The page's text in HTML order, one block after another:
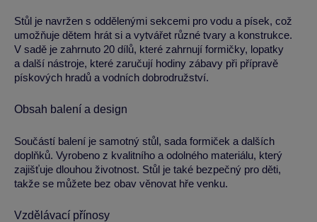
Stůl je navržen s oddělenými sekcemi pro vodu a písek, což
umožňuje dětem hrát si a vytvářet různé tvary a konstrukce.
V sadě je zahrnuto 20 dílů, které zahrnují formičky, lopatky
a další nástroje, které zaručují hodiny zábavy při přípravě
pískových hradů a vodních dobrodružství.
Obsah balení a design
Součástí balení je samotný stůl, sada formiček a dalších
doplňků. Vyrobeno z kvalitního a odolného materiálu, který
zajišťuje dlouhou životnost. Stůl je také bezpečný pro děti,
takže se můžete bez obav věnovat hře venku.
Vzdělávací přínosy